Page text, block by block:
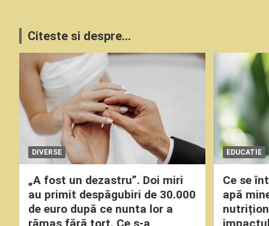
Citeste si despre...
DIVERSE
„A fost un dezastru”. Doi miri
au primit despăgubiri de 30.000
de euro după ce nunta lor a
rămas fără tort. Ce s-a
EDUCATIE
Ce se
apă